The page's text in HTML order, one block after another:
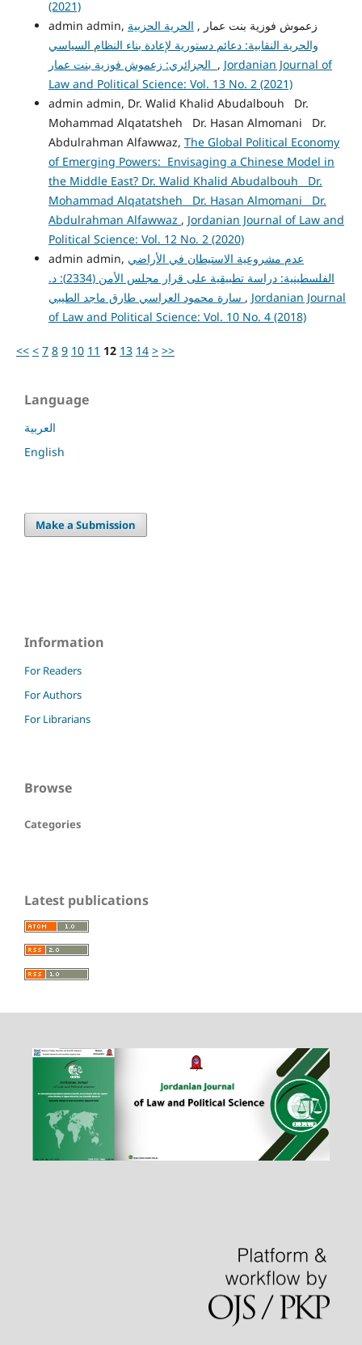
(2021)
admin admin, زعموش فوزية بنت عمار , الحرية الحزبية
والحرية النقابية: دعائم دستورية لإعادة بناء النظام السياسي
, Jordanian Journal of
Law and Political Science: Vol. 13 No. 2 (2021)
admin admin, Dr. Walid Khalid Abudalbouh Dr.
Mohammad Alqatatsheh Dr. Hasan Almomani Dr.
Abdulrahman Alfawwaz, The Global Political Economy
of Emerging Powers: Envisaging a Chinese Model in
the Middle East? Dr. Walid Khalid Abudalbouh Dr.
Mohammad Alqatatsheh Dr. Hasan Almomani Dr.
Abdulrahman Alfawwaz , Jordanian Journal of Law and
Political Science: Vol. 12 No. 2 (2020)
admin admin, عدم مشروعية الاستيطان في الأراضي
الفلسطينية: دراسة تطبيقية على قرار مجلس الأمن (2334): د.
, Jordanian Journal
of Law and Political Science: Vol. 10 No. 4 (2018)
<< < 7 8 9 10 11 12 13 14 > >>
Language
العربية
English
Make a Submission
Information
For Readers
For Authors
For Librarians
Browse
Categories
Latest publications